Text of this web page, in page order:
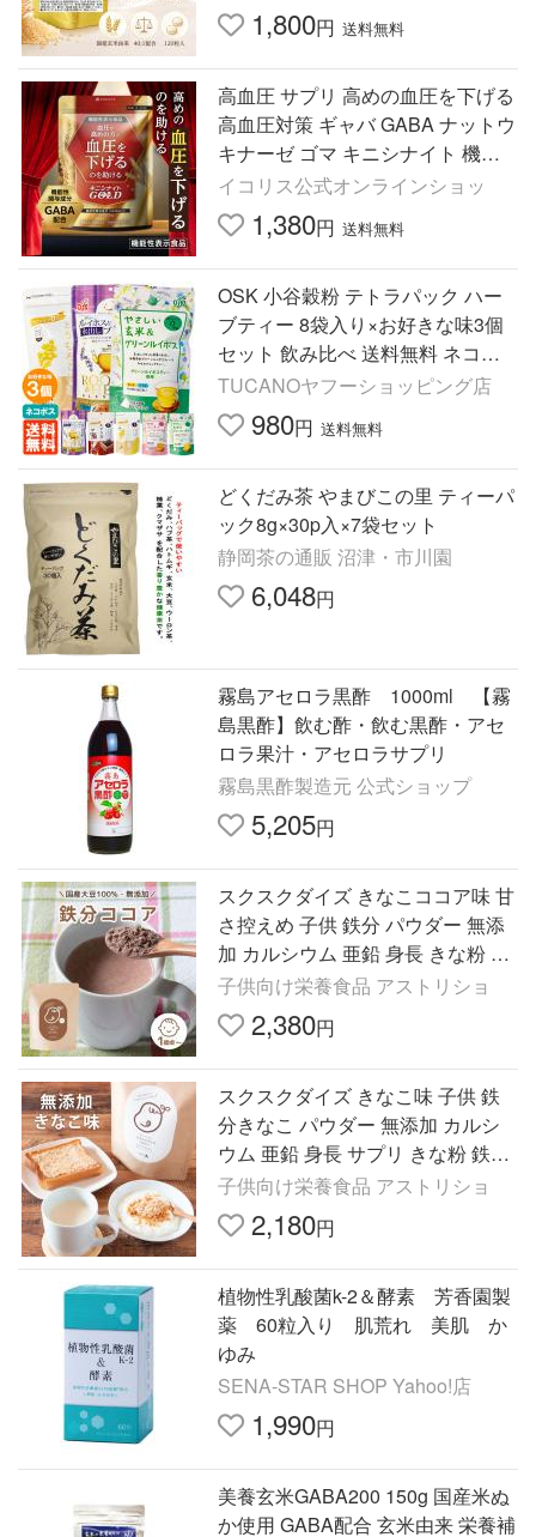
1,800円 送料無料
高血圧 サプリ 高めの血圧を下げる
高血圧対策 ギャバ GABA ナットウ
キナーゼ ゴマ キニシナイト 機能
性表示食品 30日分 ポイント利用
爆買
イコリス公式オンラインショッ
1,380円 送料無料
OSK 小谷穀粉 テトラパック ハー
ブティー 8袋入り×お好きな味3個
セット 飲み比べ 送料無料 ネコポ
ス
TUCANOヤフーショッピング店
980円 送料無料
どくだみ茶 やまびこの里 ティーパ
ック8g×30p入×7袋セット
静岡茶の通販 沼津・市川園
6,048円
霧島アセロラ黒酢 1000ml 【霧
島黒酢】飲む酢・飲む黒酢・アセ
ロラ果汁・アセロラサプリ
霧島黒酢製造元 公式ショップ
5,205円
スクスクダイズ きなこココア味 甘
さ控えめ 子供 鉄分 パウダー 無添
加 カルシウム 亜鉛 身長 きな粉 コ
コア 鉄分補給 赤ちゃん にこにこ
子供向け栄養食品 アストリショ
2,380円
スクスクダイズ きなこ味 子供 鉄
分きなこ パウダー 無添加 カルシ
ウム 亜鉛 身長 サプリ きな粉 鉄分
赤ちゃん 離乳食 にこにこ アスト
リション
子供向け栄養食品 アストリショ
2,180円
植物性乳酸菌k-2＆酵素 芳香園製
薬 60粒入り 肌荒れ 美肌 か
ゆみ
SENA-STAR SHOP Yahoo!店
1,990円
美養玄米GABA200 150g 国産米ぬ
か使用 GABA配合 玄米由来 栄養補